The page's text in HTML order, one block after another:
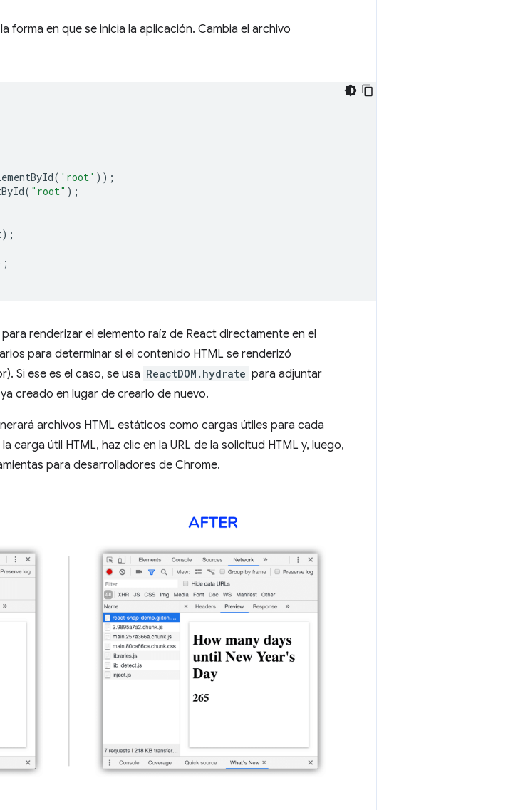
forma en que se inicia la aplicación. Cambia el archivo
( 'root' ));
( "root" );
);
para renderizar el elemento raíz de React directamente en el
para determinar si el contenido HTML se renderizó
Si ese es el caso, se usa ReactDOM.hydrate para adjuntar
creado en lugar de crearlo de nuevo.
archivos HTML estáticos como cargas útiles para cada
carga útil HTML, haz clic en la URL de la solicitud HTML y, luego,
para desarrolladores de Chrome.